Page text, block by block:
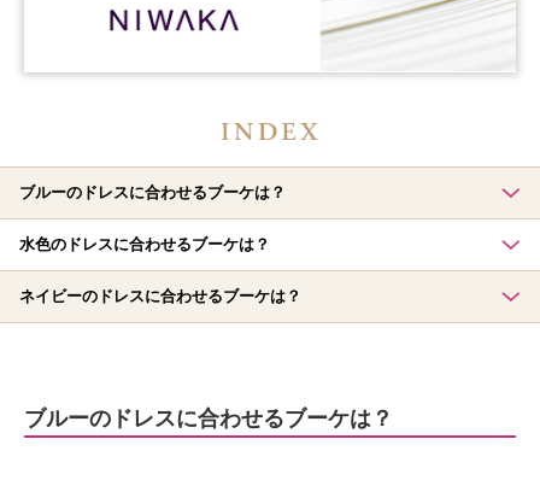
ブルーのドレスに合わせるブーケは？
水色のドレスに合わせるブーケは？
ネイビーのドレスに合わせるブーケは？
ブルーのドレスに合わせるブーケは？